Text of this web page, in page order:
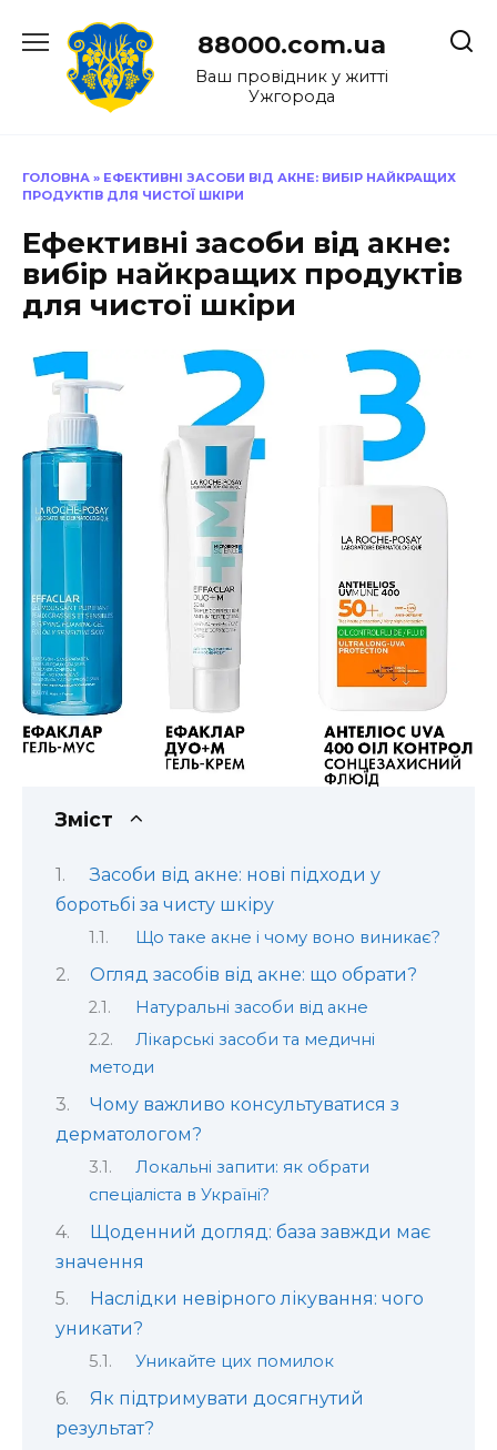
до
88000.com.ua
Ваш провідник у житті
Ужгорода
ГОЛОВНА » ЕФЕКТИВНІ ЗАСОБИ ВІД АКНЕ: ВИБІР НАЙКРАЩИХ
ПРОДУКТІВ ДЛЯ ЧИСТОЇ ШКІРИ
Ефективні засоби від акне:
вибір найкращих продуктів
для чистої шкіри
Зміст
Засоби від акне: нові підходи у
боротьбі за чисту шкіру
Що таке акне і чому воно виникає?
Огляд засобів від акне: що обрати?
Натуральні засоби від акне
Лікарські засоби та медичні
методи
Чому важливо консультуватися з
дерматологом?
Локальні запити: як обрати
спеціаліста в Україні?
Щоденний догляд: база завжди має
значення
Наслідки невірного лікування: чого
уникати?
Уникайте цих помилок
Як підтримувати досягнутий
результат?